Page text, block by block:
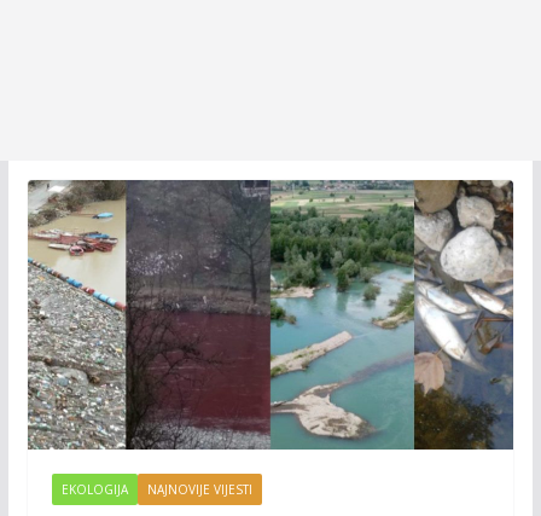
EKOLOGIJA NAJNOVIJE VIJESTI